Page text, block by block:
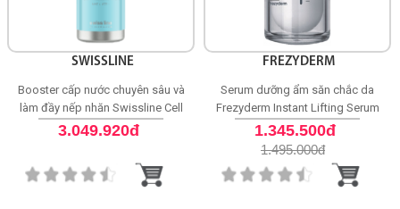
SWISSLINE
Booster cấp nước chuyên sâu và
làm đầy nếp nhăn Swissline Cell
Shock Source Booster
3.049.920đ
FREZYDERM
Serum dưỡng ẩm săn chắc da
Frezyderm Instant Lifting Serum
1.345.500đ
1.495.000đ